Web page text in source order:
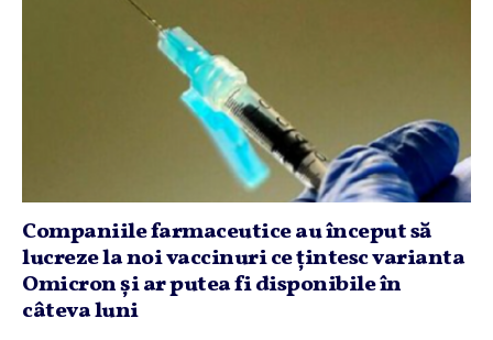
Companiile farmaceutice au început să
lucreze la noi vaccinuri ce ţintesc varianta
Omicron şi ar putea fi disponibile în
câteva luni